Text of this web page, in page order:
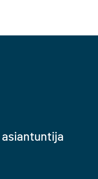
asiantuntija